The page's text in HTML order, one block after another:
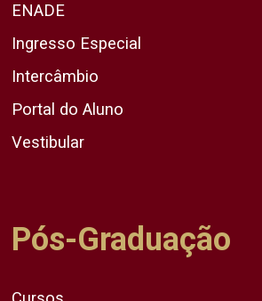
ENADE
Ingresso Especial
Intercâmbio
Portal do Aluno
Vestibular
Pós-Graduação